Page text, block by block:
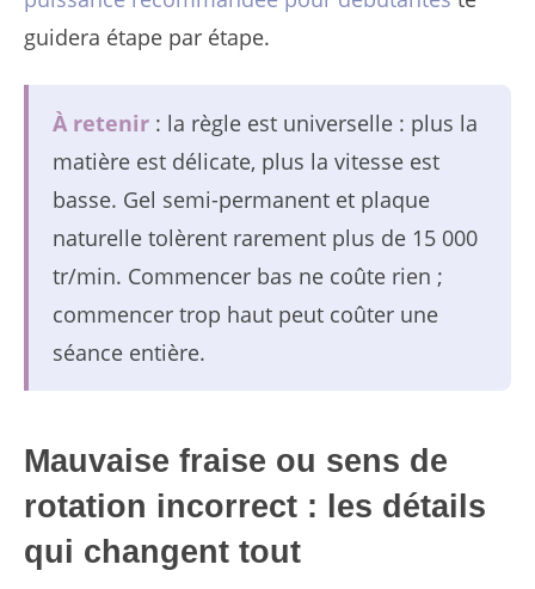
guidera étape par étape.
À retenir : la règle est universelle : plus la
matière est délicate, plus la vitesse est
basse. Gel semi-permanent et plaque
naturelle tolèrent rarement plus de 15 000
tr/min. Commencer bas ne coûte rien ;
commencer trop haut peut coûter une
séance entière.
Mauvaise fraise ou sens de
rotation incorrect : les détails
qui changent tout